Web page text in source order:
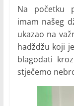
Na početku
imam našeg
ukazao na
hadždžu koji
blagodati
stječemo